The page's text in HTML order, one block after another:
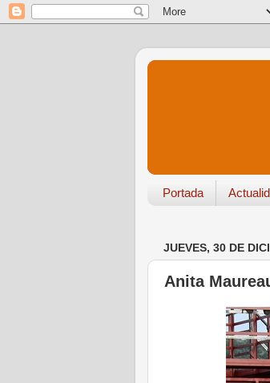
Portada
JUEVES, 30 DE
Anita